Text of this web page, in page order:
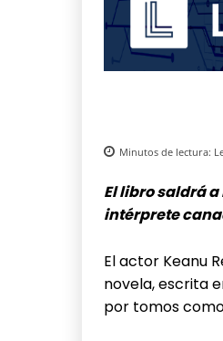
Minutos de lectura:
El libro saldrá
intérprete
El actor Keanu
novela, escrita
por tomos como